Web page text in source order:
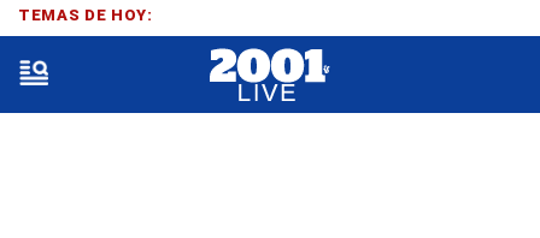
TEMAS DE HOY: